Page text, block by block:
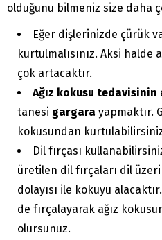
olduğunu bilmeniz size daha
Eğer dişlerinizde çürük
kurtulmalısınız. Aksi halde
çok artacaktır.
Ağız kokusu tedavisinin
tanesi gargara yapmaktır.
kokusundan
Dil fırçası
üretilen dil fırçaları dil
dolayısı ile kokuyu
de fırçalayarak ağız
olursunuz.